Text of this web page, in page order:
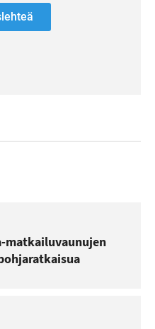
matkailuvaunujen